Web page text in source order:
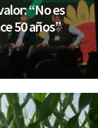
“No es
50 años”